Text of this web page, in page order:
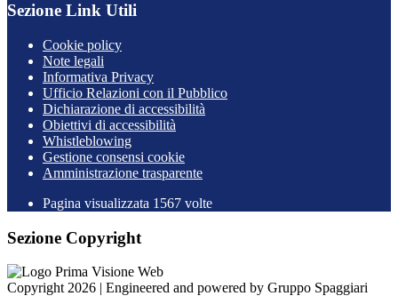
Sezione Link Utili
Cookie policy
Note legali
Informativa Privacy
Ufficio Relazioni con il Pubblico
Dichiarazione di accessibilità
Obiettivi di accessibilità
Whistleblowing
Gestione consensi cookie
Amministrazione trasparente
Pagina visualizzata 1567 volte
Sezione Copyright
Copyright 2026 | Engineered and powered by Gruppo Spaggiari